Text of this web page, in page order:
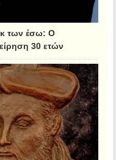
των έσω: Ο
30 ετών